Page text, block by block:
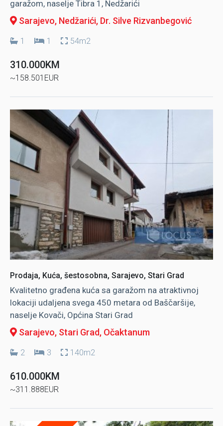
garažom, naselje Tibra 1, Nedžarići
Sarajevo, Nedžarići, Dr. Silve Rizvanbegović
1 1 54m2
310.000KM
~158.501EUR
Prodaja, Kuća, šestosobna, Sarajevo, Stari Grad
Kvalitetno građena kuća sa garažom na atraktivnoj
lokaciji udaljena svega 450 metara od Baščaršije,
naselje Kovači, Općina Stari Grad
Sarajevo, Stari Grad, Očaktanum
2 3 140m2
610.000KM
~311.888EUR